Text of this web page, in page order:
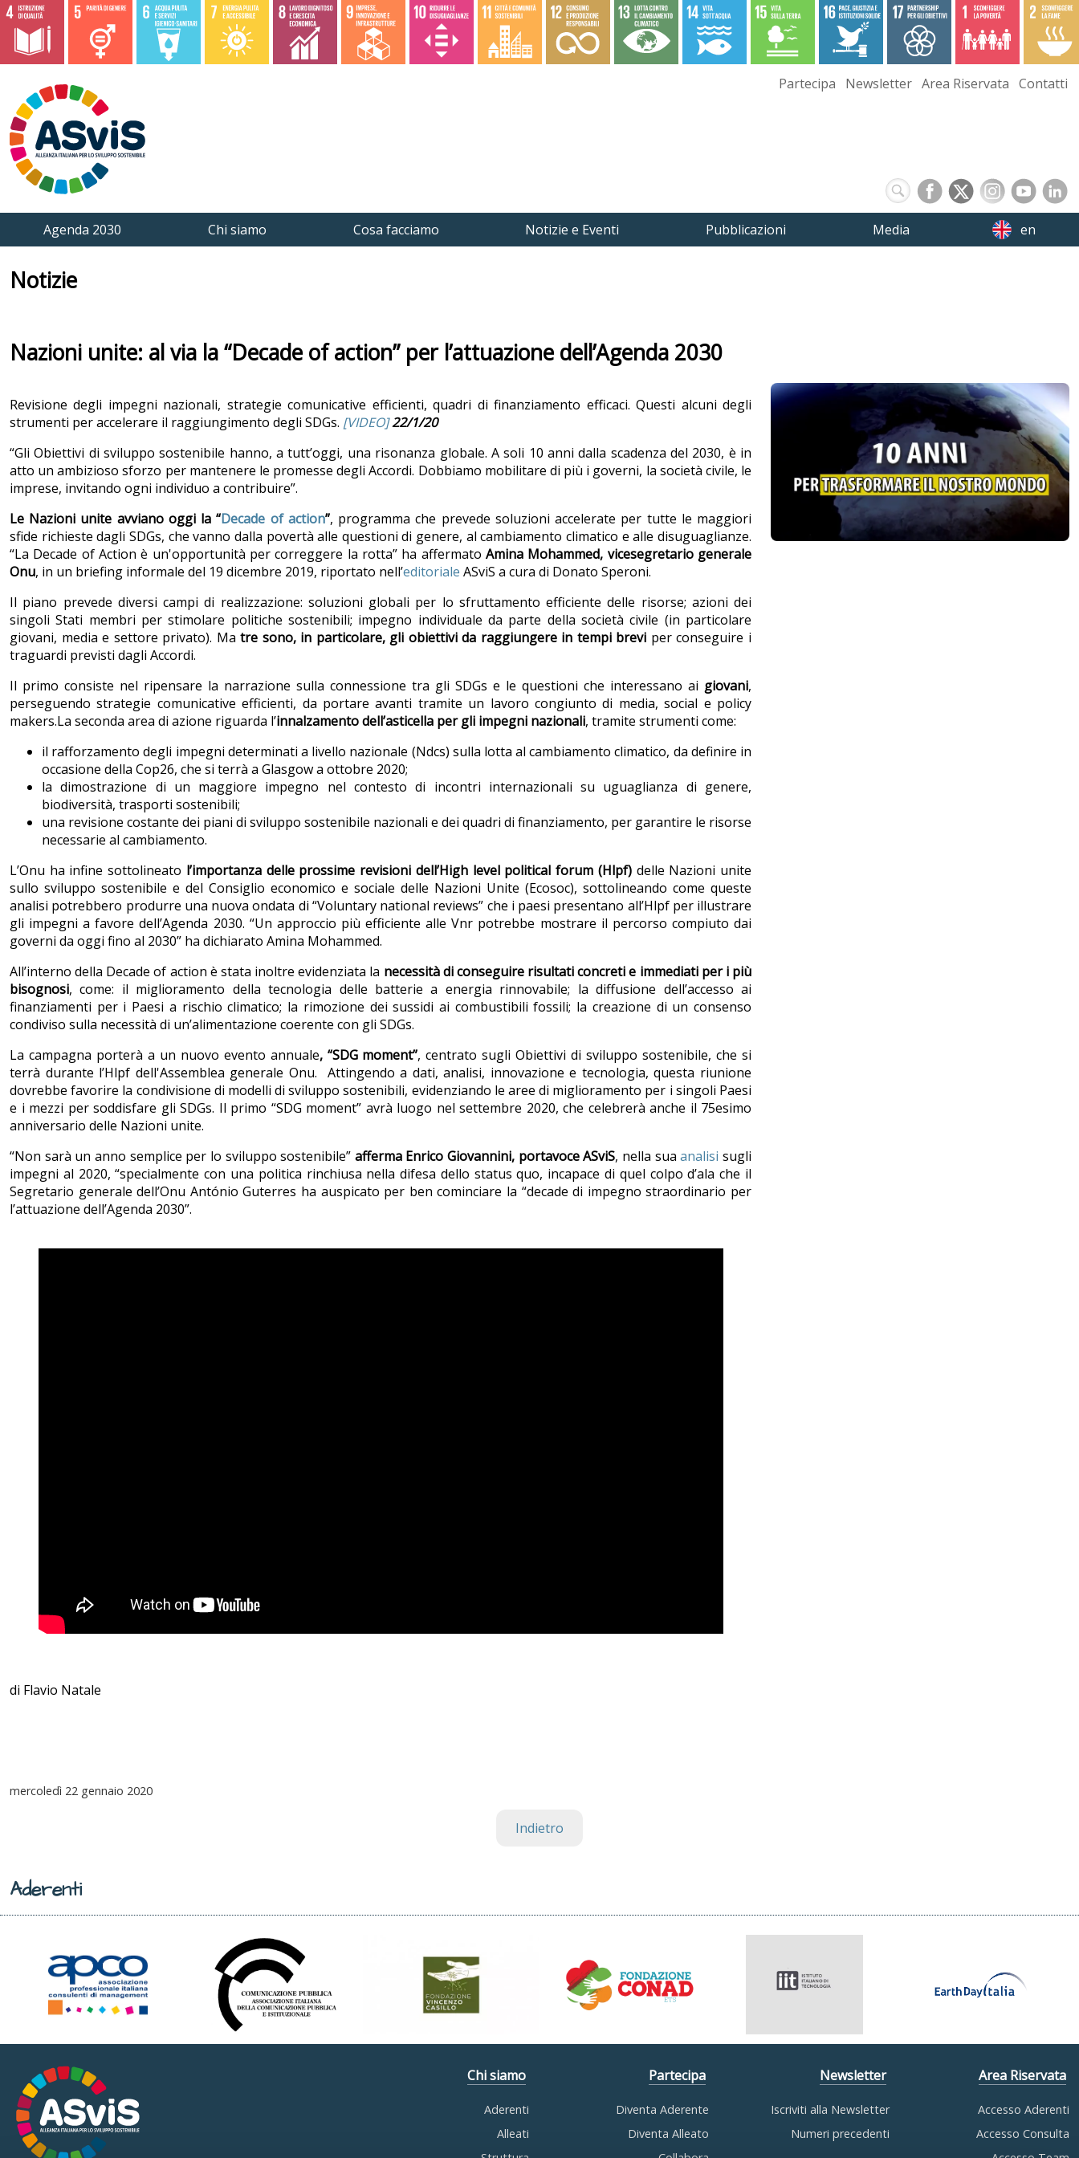
Partecipa Newsletter Area Riservata Contatti
Agenda 2030 Chi siamo Cosa facciamo Notizie e Eventi Pubblicazioni Media en
Notizie
Nazioni unite: al via la “Decade of action” per l’attuazione dell’Agenda 2030
Revisione degli impegni nazionali, strategie comunicative efficienti, quadri di finanziamento efficaci. Questi alcuni degli
strumenti per accelerare il raggiungimento degli SDGs. [VIDEO]22/1/20
“Gli Obiettivi di sviluppo sostenibile hanno, a tutt’oggi, una risonanza globale. A soli 10 anni dalla scadenza del 2030, è in
atto un ambizioso sforzo per mantenere le promesse degli Accordi. Dobbiamo mobilitare di più i governi, la società civile, le
imprese, invitando ogni individuo a contribuire”.
Le Nazioni unite avviano oggi la “Decade of action”, programma che prevede soluzioni accelerate per tutte le maggiori
sfide richieste dagli SDGs, che vanno dalla povertà alle questioni di genere, al cambiamento climatico e alle disuguaglianze.
“La Decade of Action è un'opportunità per correggere la rotta” ha affermato Amina Mohammed, vicesegretario generale
Onu, in un briefing informale del 19 dicembre 2019, riportato nell’editoriale ASviS a cura di Donato Speroni.
Il piano prevede diversi campi di realizzazione: soluzioni globali per lo sfruttamento efficiente delle risorse; azioni dei
singoli Stati membri per stimolare politiche sostenibili; impegno individuale da parte della società civile (in particolare
giovani, media e settore privato). Matre sono, in particolare, gli obiettivi da raggiungere in tempi brevi per conseguire i
traguardi previsti dagli Accordi.
Il primo consiste nel ripensare la narrazione sulla connessione tra gli SDGs e le questioni che interessano ai giovani,
perseguendo strategie comunicative efficienti, da portare avanti tramite un lavoro congiunto di media, social e policy
makers.La seconda area di azione riguarda l’innalzamento dell’asticella per gli impegni nazionali, tramite strumenti come:
il rafforzamento degli impegni determinati a livello nazionale (Ndcs) sulla lotta al cambiamento climatico, da definire in
occasione della Cop26, che si terrà a Glasgow a ottobre 2020;
la dimostrazione di un maggiore impegno nel contesto di incontri internazionali su uguaglianza di genere,
biodiversità, trasporti sostenibili;
una revisione costante dei piani di sviluppo sostenibile nazionali e dei quadri di finanziamento, per garantire le risorse
necessarie al cambiamento.
L’Onu ha infine sottolineato l’importanza delle prossime revisioni dell’High level political forum (Hlpf)delle Nazioni unite
sullo sviluppo sostenibile e del Consiglio economico e sociale delle Nazioni Unite (Ecosoc), sottolineando come queste
analisi potrebbero produrre una nuova ondata di “Voluntary national reviews” che i paesi presentano all’Hlpf per illustrare
gli impegni a favore dell’Agenda 2030. “Un approccio più efficiente alle Vnr potrebbe mostrare il percorso compiuto dai
governi da oggi fino al 2030” ha dichiarato Amina Mohammed.
All’interno della Decade of action è stata inoltre evidenziata la necessità di conseguire risultati concreti e immediati per i più
bisognosi, come: il miglioramento della tecnologia delle batterie a energia rinnovabile; la diffusione dell’accesso ai
finanziamenti per i Paesi a rischio climatico; la rimozione dei sussidi ai combustibili fossili; la creazione di un consenso
condiviso sulla necessità di un’alimentazione coerente con gli SDGs.
La campagna porterà a un nuovo evento annuale, “SDG moment”, centrato sugli Obiettivi di sviluppo sostenibile, che si
terrà durante l’Hlpf dell'Assemblea generale Onu. Attingendo a dati, analisi, innovazione e tecnologia, questa riunione
dovrebbe favorire la condivisione di modelli di sviluppo sostenibili, evidenziando le aree di miglioramento per i singoli Paesi
e i mezzi per soddisfare gli SDGs. Il primo “SDG moment” avrà luogo nel settembre 2020, che celebrerà anche il 75esimo
anniversario delle Nazioni unite.
“Non sarà un anno semplice per lo sviluppo sostenibile” afferma Enrico Giovannini, portavoce ASviS, nella suaanalisi sugli
impegni al 2020, “specialmente con una politica rinchiusa nella difesa dello status quo, incapace di quel colpo d’ala che il
Segretario generale dell’Onu António Guterres ha auspicato per ben cominciare la “decade di impegno straordinario per
l’attuazione dell’Agenda 2030”.
di Flavio Natale
mercoledì 22 gennaio 2020
Indietro
Aderenti
Chi siamo
Aderenti
Alleati
Partecipa
Diventa Aderente
Diventa Alleato
Newsletter
Iscriviti alla Newsletter
Numeri precedenti
Area Riservata
Accesso Aderenti
Accesso Consulta